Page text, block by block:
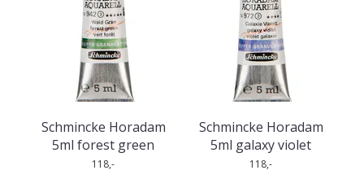
Schmincke Horadam
5ml forest green
118,-
Schmincke Horadam
5ml galaxy violet
118,-